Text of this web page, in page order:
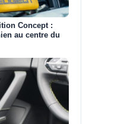
Concept :
au centre du